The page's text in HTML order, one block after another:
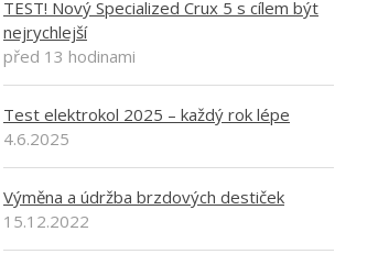
TEST! Nový Specialized Crux 5 s cílem být
nejrychlejší
před 13 hodinami
Test elektrokol 2025 – každý rok lépe
4.6.2025
Výměna a údržba brzdových destiček
15.12.2022